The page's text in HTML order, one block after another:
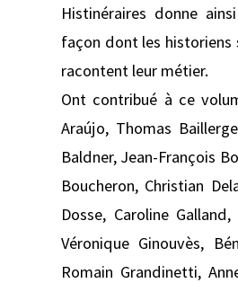
Histinéraires donne
façon dont les historiens
racontent leur métier.
Ont contribué à ce
Araújo, Thomas
Baldner, Jean-François
Boucheron, Christian
Dosse, Caroline
Véronique Ginouvès,
Romain Grandinetti,